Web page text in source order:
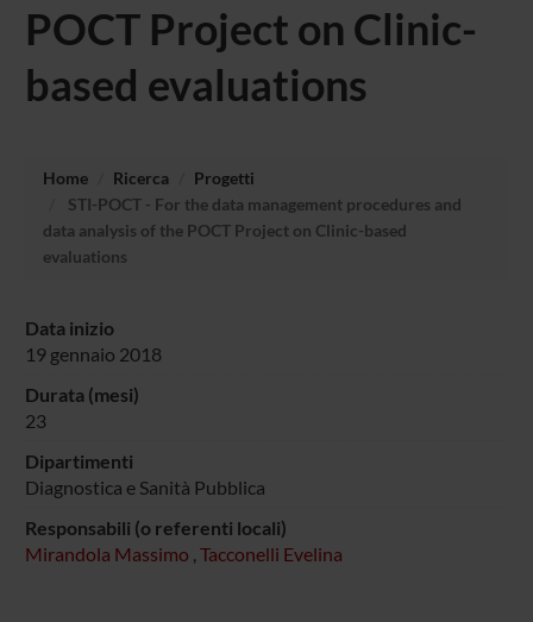
POCT Project on Clinic-
based evaluations
Home Ricerca
Progetti
STI-POCT - For the data management procedures and
data analysis of the POCT Project on Clinic-based
evaluations
Data inizio
19 gennaio 2018
Durata (mesi)
23
Dipartimenti
Diagnostica e Sanità Pubblica
Responsabili (o referenti locali)
Mirandola Massimo , Tacconelli Evelina